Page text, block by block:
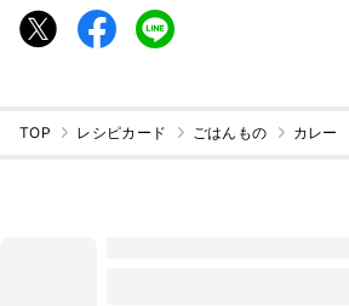
TOP レシピカード ごはんもの カレー